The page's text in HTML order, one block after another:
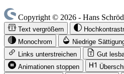
Copyright © 2026 - Hans
Text vergrößern
Monochrom
Niedrige
Links unterstreichen
Gut
Animationen stoppen